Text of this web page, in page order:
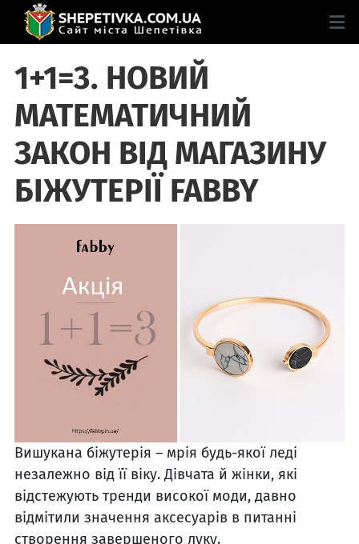
1+1=3.‌ ‌НОВИЙ‌
‌МАТЕМАТИЧНИЙ‌
‌ЗАКОН‌ ‌ВІД‌ ‌МАГАЗИНУ‌
‌БІЖУТЕРІЇ‌ ‌FABBY‌
Вишукана біжутерія – мрія будь-якої леді
незалежно від її віку. Дівчата й жінки, які
відстежують тренди високої моди, давно
відмітили значення аксесуарів в питанні
створення завершеного луку.